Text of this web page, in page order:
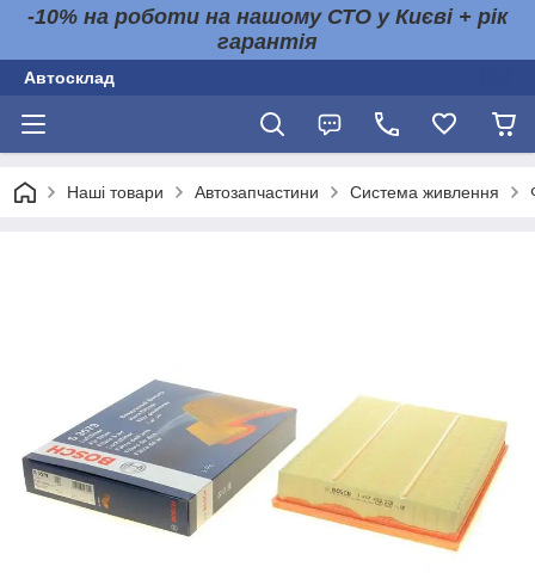
-10% на роботи на нашому СТО у Києві + рік
гарантія
Автосклад
Наші товари Автозапчастини Система живлення